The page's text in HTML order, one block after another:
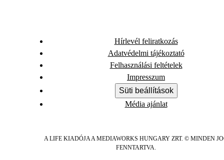
Hírlevél feliratkozás
Adatvédelmi tájékoztató
Felhasználási feltételek
Impresszum
Süti beállítások
Média ajánlat
A LIFE KIADÓJA A MEDIAWORKS HUNGARY ZRT. © MINDEN
FENNTARTVA.